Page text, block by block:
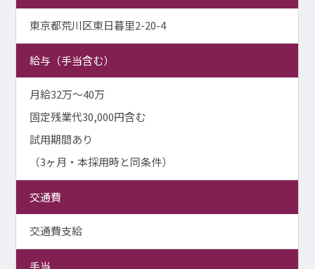
東京都荒川区東日暮里2-20-4
給与（手当含む）
月給32万～40万
固定残業代30,000円含む
試用期間あり
（3ヶ月・本採用時と同条件）
交通費
交通費支給
手当